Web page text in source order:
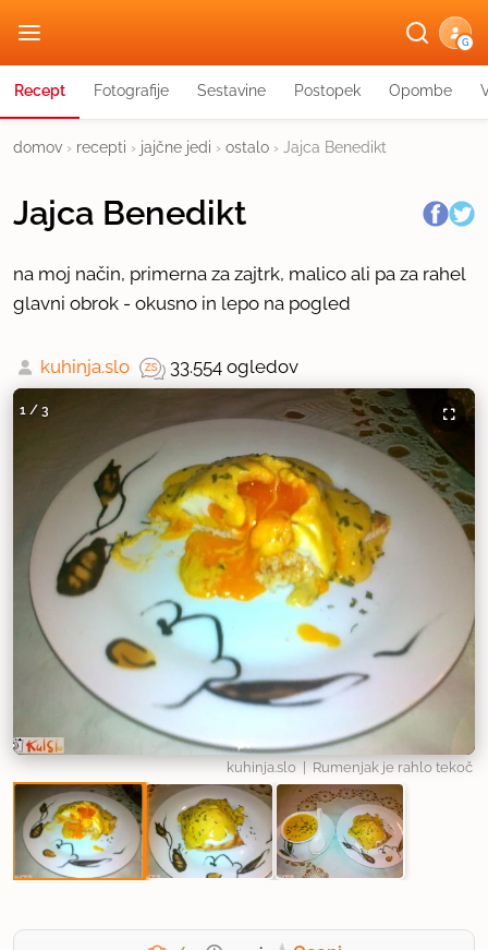
G
Recept Fotografije Sestavine Postopek Opombe
domov › recepti › jajčne jedi › ostalo › Jajca Benedikt
Jajca Benedikt
na moj način, primerna za zajtrk, malico ali pa za rahel
glavni obrok - okusno in lepo na pogled
kuhinja.slo 33.554 ogledov
1 / 3
kuhinja.slo | Rumenjak je rahlo tekoč